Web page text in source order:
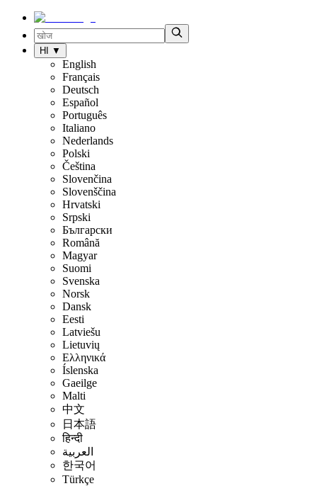
HI ▼
English
Français
Deutsch
Español
Português
Italiano
Nederlands
Polski
Čeština
Slovenčina
Slovenščina
Hrvatski
Srpski
Български
Română
Magyar
Suomi
Svenska
Norsk
Dansk
Eesti
Latviešu
Lietuvių
Ελληνικά
Íslenska
Gaeilge
Malti
中文
日本語
हिन्दी
العربية
한국어
Türkçe